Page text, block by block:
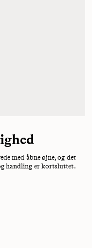
med åbne øjne, og det
handling er kortsluttet.